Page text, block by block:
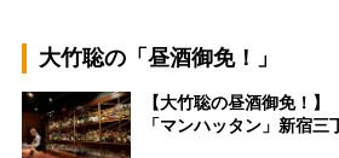
大竹聡の「昼酒御免！」
【大竹聡の昼酒御免！】
「マンハッタン」新宿